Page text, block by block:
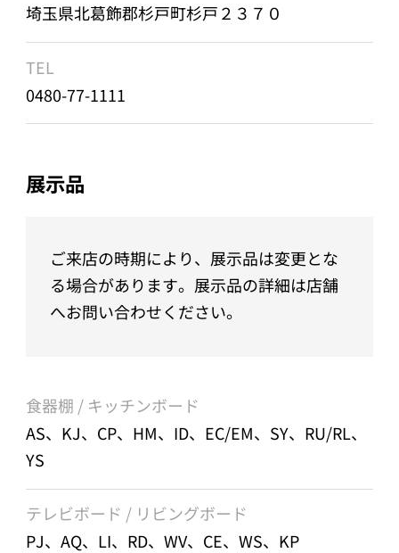
埼玉県北葛飾郡杉戸町杉戸２３７０
TEL
0480-77-1111
展示品
ご来店の時期により、展示品は変更とな
る場合があります。展示品の詳細は店舗
へお問い合わせください。
食器棚 / キッチンボード
AS、KJ、CP、HM、ID、EC/EM、SY、RU/RL、
YS
テレビボード / リビングボード
PJ、AQ、LI、RD、WV、CE、WS、KP